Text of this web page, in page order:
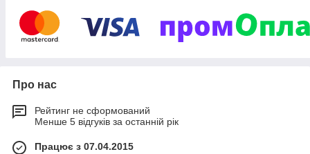
Продукция от ведущих италийских марок Stilars, La
Эта топка идеально сочетает в себе
стенками, что положительно
сказывается на сроке ее службы.
Про нас
Рейтинг не сформований
Менше 5 відгуків за останній рік
Працює з 07.04.2015